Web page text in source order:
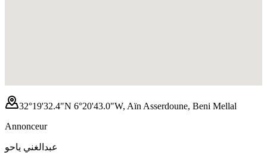
32°19'32.4"N 6°20'43.0"W, Aïn Asserdoune, Beni Mellal
Annonceur
عبدالغني ياحو